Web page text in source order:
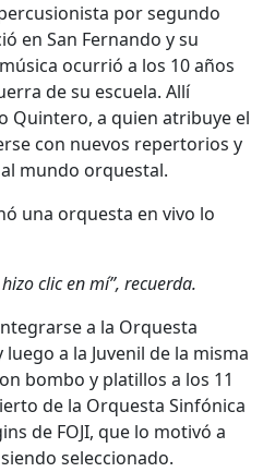
por segundo
en San Fernando y su
ocurrió a los 10 años
de su escuela. Allí
Quintero, a quien atribuye el
con nuevos repertorios y
mundo orquestal.
una orquesta en vivo lo
clic en mí”, recuerda.
a la Orquesta
a la Juvenil de la misma
bombo y platillos a los 11
de la Orquesta Sinfónica
de FOJI, que lo motivó a
seleccionado.